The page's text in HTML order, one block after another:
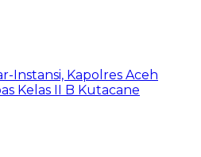
Instansi, Kapolres Aceh
Kelas II B Kutacane